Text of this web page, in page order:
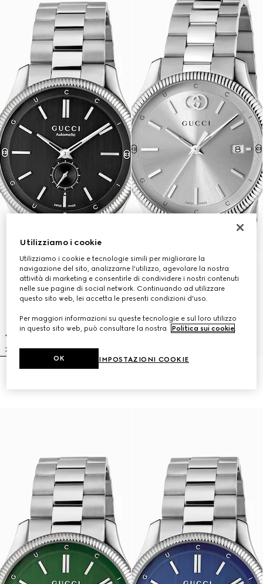
Utilizziamo i cookie
Utilizziamo i cookie e tecnologie simili per migliorare la
navigazione del sito, analizzarne l'utilizzo, agevolare la nostra
attività di marketing e consentirle di condividere i nostri contenuti
nelle sue pagine di social network. Continuando ad utilizzare
questo sito web, lei accetta le presenti condizioni d'uso.
Per maggiori informazioni su queste tecnologie e sul loro utilizzo
in questo sito web, può consultare la nostra
Politica sui cookie.
IMPOSTAZIONI COOKIE
OK